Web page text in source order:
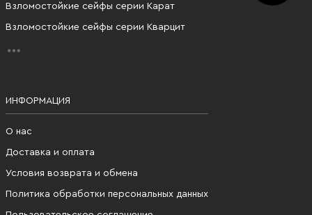
Взломостойкие сейфы серии Карат
Взломостойкие сейфы серии Кварцит
ИНФОРМАЦИЯ
О нас
Доставка и оплата
Условия возврата и обмена
Политика обработки персональных данных